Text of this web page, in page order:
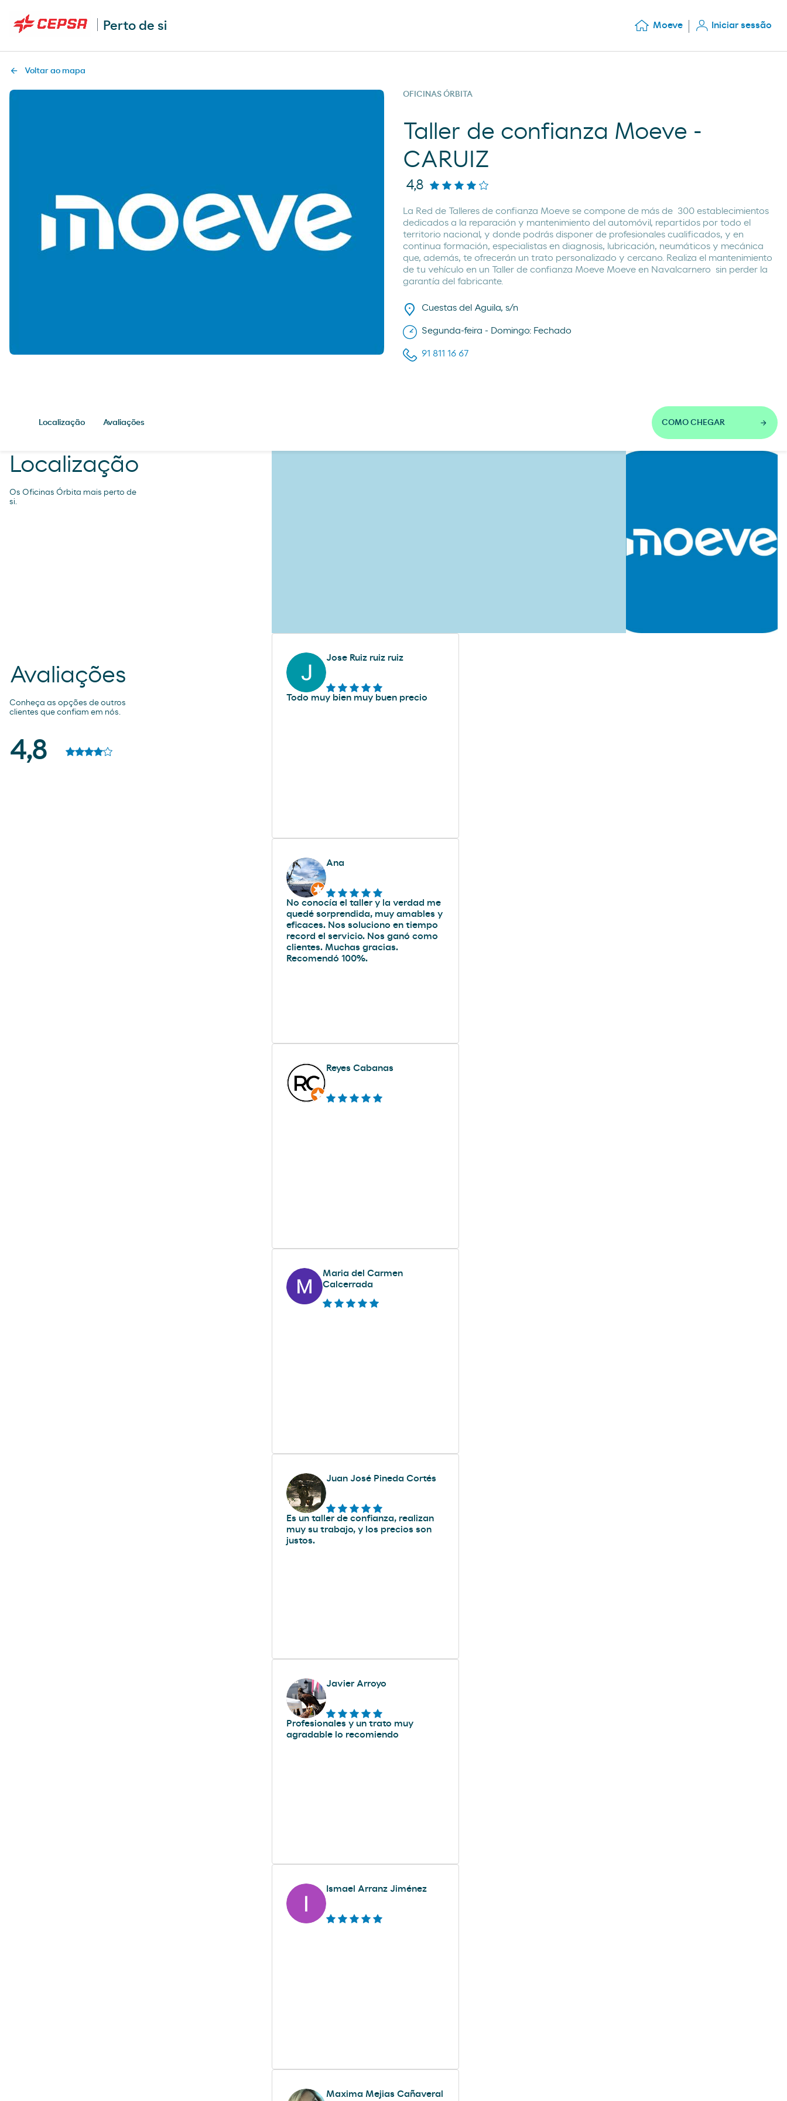
Perto de si Moeve Iniciar sessão
Voltar ao mapa
OFICINAS ÓRBITA
Taller de confianza Moeve -
CARUIZ
4,8
La Red de Talleres de confianza Moeve se compone de más de 300 establecimientos
dedicados a la reparación y mantenimiento del automóvil, repartidos por todo el
territorio nacional, y donde podrás disponer de profesionales cualificados, y en
continua formación, especialistas en diagnosis, lubricación, neumáticos y mecánica
que, además, te ofrecerán un trato personalizado y cercano. Realiza el mantenimiento
de tu vehículo en un Taller de confianza Moeve Moeve en Navalcarnero sin perder la
garantía del fabricante.
Cuestas del Aguila, s/n
Segunda-feira - Domingo: Fechado
91 811 16 67
Localização Avaliações COMO CHEGAR
Localização
Os Oficinas Órbita mais perto de
si.
Avaliações
Conheça as opções de outros
clientes que confiam em nós.
4,8
Jose Ruiz ruiz ruiz
Todo muy bien muy buen precio
Ana
No conocía el taller y la verdad me
quedé sorprendida, muy amables y
eficaces. Nos soluciono en tiempo
record el servicio. Nos ganó como
clientes. Muchas gracias.
Recomendó 100%.
Reyes Cabanas
Maria del Carmen
Calcerrada
Juan José Pineda Cortés
Es un taller de confianza, realizan
muy su trabajo, y los precios son
justos.
Javier Arroyo
Profesionales y un trato muy
agradable lo recomiendo
Ismael Arranz Jiménez
Maxima Mejias Cañaveral